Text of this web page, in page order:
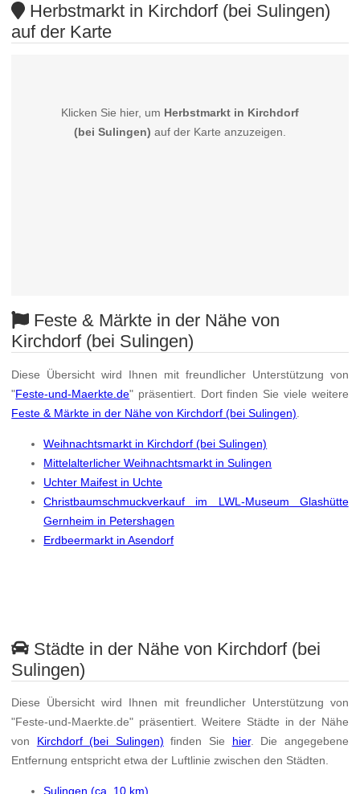
Herbstmarkt in Kirchdorf (bei Sulingen)
auf der Karte
Klicken Sie hier, um Herbstmarkt in Kirchdorf
(bei Sulingen) auf der Karte anzuzeigen.
Feste & Märkte in der Nähe von
Kirchdorf (bei Sulingen)
Diese Übersicht wird Ihnen mit freundlicher Unterstützung von
"Feste-und-Maerkte.de" präsentiert. Dort finden Sie viele weitere
Feste & Märkte in der Nähe von Kirchdorf (bei Sulingen)
Weihnachtsmarkt in Kirchdorf (bei Sulingen)
Mittelalterlicher Weihnachtsmarkt in Sulingen
Uchter Maifest in Uchte
Christbaumschmuckverkauf im LWL-Museum Glashütte
Gernheim in Petershagen
Erdbeermarkt in Asendorf
Städte in der Nähe von Kirchdorf (bei
Sulingen)
Diese Übersicht wird Ihnen mit freundlicher Unterstützung von
"Feste-und-Maerkte.de" präsentiert. Weitere Städte in der Nähe
von Kirchdorf (bei Sulingen) finden Sie hier. Die angegebene
Entfernung entspricht etwa der Luftlinie zwischen den Städten.
Sulingen (ca. 10 km)